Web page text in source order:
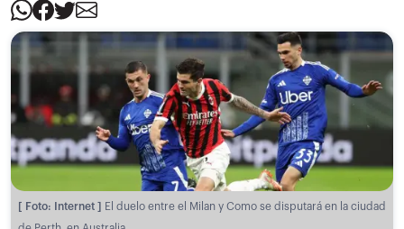
[ Foto: Internet ]
El duelo entre el Milan y Como se disputará en la ciudad